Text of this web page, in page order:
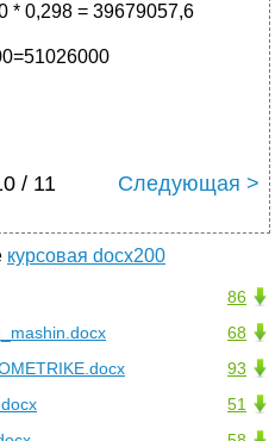
* 0,298 = 39679057,6
/ 11 Следующая >
курсовая docx200
86
68
93
51